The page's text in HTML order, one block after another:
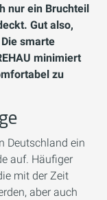
nur ein Bruchteil
Gut also,
smarte
minimiert
zu
Deutschland ein
auf. Häufiger
mit der Zeit
aber auch